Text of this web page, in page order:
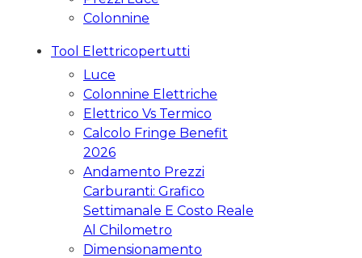
Colonnine
Tool Elettricopertutti
Luce
Colonnine Elettriche
Elettrico Vs Termico
Calcolo Fringe Benefit
2026
Andamento Prezzi
Carburanti: Grafico
Settimanale E Costo Reale
Al Chilometro
Dimensionamento